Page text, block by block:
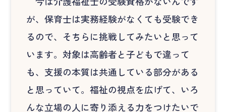
が、保育士は実務経験がなくても受験でき
るので、そちらに挑戦してみたいと思って
います。対象は高齢者と子どもで違って
も、支援の本質は共通している部分がある
と思っていて。福祉の視点を広げて、いろ
んな立場の人に寄り添える力をつけたいで